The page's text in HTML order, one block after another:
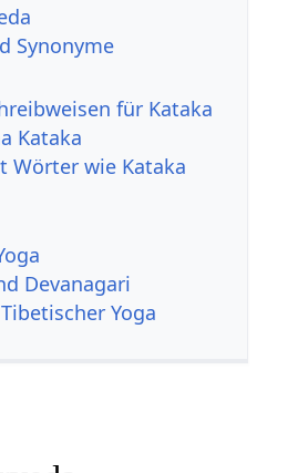
Synonyme
für Kataka
Kataka
Wörter wie Kataka
Devanagari
Yoga